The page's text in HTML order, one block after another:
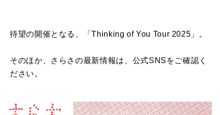
待望の開催となる、「Thinking of You Tour 2025」。
そのほか、さらさの最新情報は、公式SNSをご確認く
ださい。